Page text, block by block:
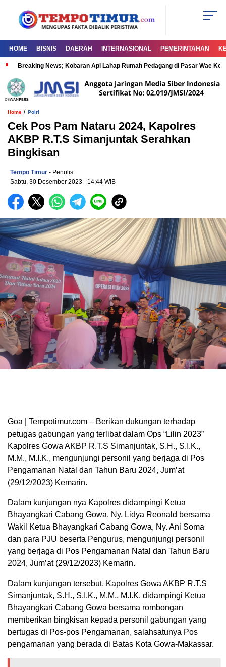
HOME BISNIS DAERAH INTERNASIONAL PEMERINTAHAN
Breaking News; Kobaran Api Lahap Rumah Pedagang di Pasar Wae
Home / Polri
Cek Pos Pam Nataru 2024, Kapolres
AKBP R.T.S Simanjuntak Serahkan
Bingkisan
Tempo Timur - Penulis
Sabtu, 30 Desember 2023 - 14:44 WIB
Goa | Tempotimur.com – Berikan dukungan terhadap
petugas gabungan yang terlibat dalam Ops “Lilin 2023”
Kapolres Gowa AKBP R.T.S Simanjuntak, S.H., S.I.K.,
M.M., M.I.K., mengunjungi personil yang berjaga di Pos
Pengamanan Natal dan Tahun Baru 2024, Jum’at
(29/12/2023) Kemarin.
Dalam kunjungan nya Kapolres didampingi Ketua
Bhayangkari Cabang Gowa, Ny. Lidya Reonald bersama
Wakil Ketua Bhayangkari Cabang Gowa, Ny. Ani Soma
dan para PJU beserta Pengurus, mengunjungi personil
yang berjaga di Pos Pengamanan Natal dan Tahun Baru
2024, Jum’at (29/12/2023) Kemarin.
Dalam kunjungan tersebut, Kapolres Gowa AKBP R.T.S
Simanjuntak, S.H., S.I.K., M.M., M.I.K. didampingi Ketua
Bhayangkari Cabang Gowa bersama rombongan
memberikan bingkisan kepada personil gabungan yang
bertugas di Pos-pos Pengamanan, salahsatunya Pos
pengamanan yang berada di Batas Kota Gowa-Makassar.